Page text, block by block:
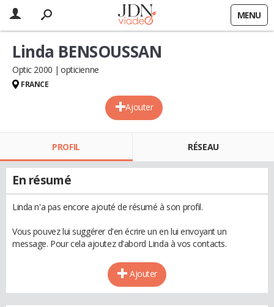
MENU
Ajouter
Linda BENSOUSSAN
Optic 2000 opticienne
FRANCE
PROFIL RÉSEAU
En résumé
Linda n'a pas encore ajouté de résumé à son profil.
Vous pouvez lui suggérer d'en écrire un en lui envoyant un
message. Pour cela ajoutez d'abord Linda à vos contacts.
Ajouter